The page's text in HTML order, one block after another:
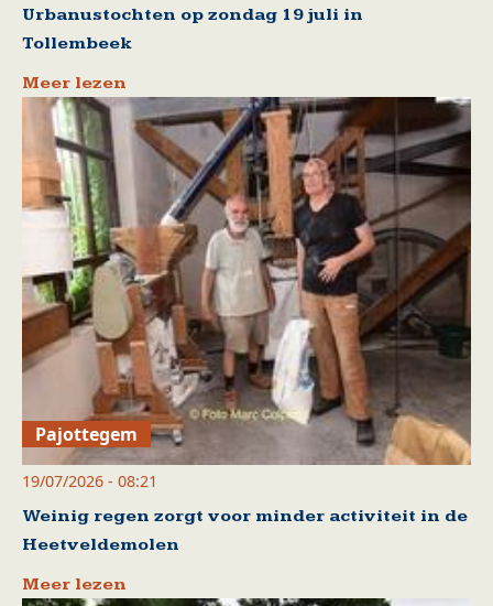
Urbanustochten op zondag 19 juli in
Tollembeek
Meer lezen
Pajottegem
19/07/2026 - 08:21
Weinig regen zorgt voor minder activiteit in de
Heetveldemolen
Meer lezen